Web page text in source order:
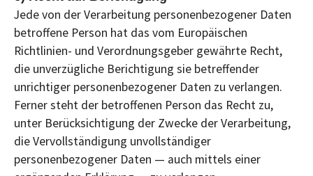
Jede von der Verarbeitung personenbezogener Daten
betroffene Person hat das vom Europäischen
Richtlinien- und Verordnungsgeber gewährte Recht,
die unverzügliche Berichtigung sie betreffender
unrichtiger personenbezogener Daten zu verlangen.
Ferner steht der betroffenen Person das Recht zu,
unter Berücksichtigung der Zwecke der Verarbeitung,
die Vervollständigung unvollständiger
personenbezogener Daten — auch mittels einer